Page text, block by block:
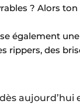
? Alors
également
rippers, des
aujourd’hui